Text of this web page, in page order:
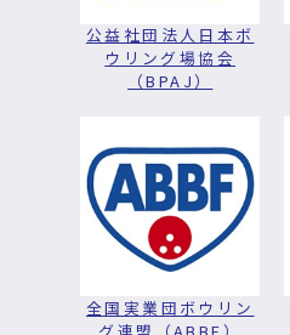
公益社団法人日本ボ
ウリング場協会
（BPAJ）
全国実業団ボウリン